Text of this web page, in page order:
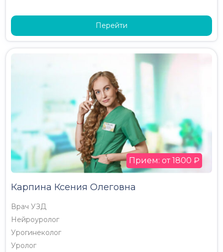
Перейти
Карпина Ксения Олеговна
Врач УЗД
Нейроуролог
Урогинеколог
Уролог
Прием: от 1800 ₽